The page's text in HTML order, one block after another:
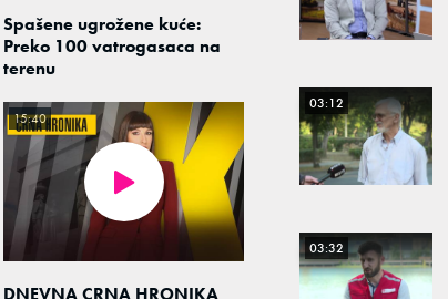
Spašene ugrožene kuće:
Preko 100 vatrogasaca na
terenu
15:40
03:12
03:32